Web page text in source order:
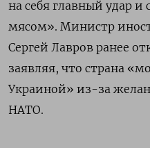
на себя главный удар
мясом». Министр
Сергей Лавров ранее
заявляя, что страна
Украиной» из-за
НАТО.